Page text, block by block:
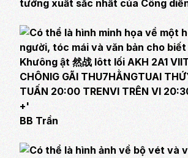
tướng xuất sắc nhất của Công
BB Trần